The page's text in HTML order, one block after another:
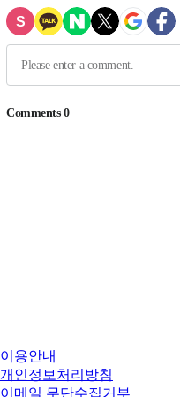
이용안내
개인정보처리방침
이메일 무단수집거부